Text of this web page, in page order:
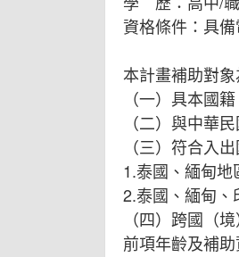
資格條件：具
本計畫補助對
（一）具本國籍
（二）與中華
（三）符合入
1.泰國、緬甸地
2.泰國、緬甸、
（四）跨國（
前項年齡及補